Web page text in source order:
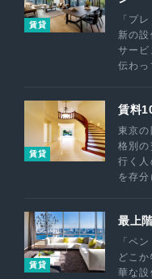
賃貸
「プ
新の
サー
伝わっ
賃貸
賃料
東京
格別
行く
を存分
賃貸
最上
「ペ
どこ
華な